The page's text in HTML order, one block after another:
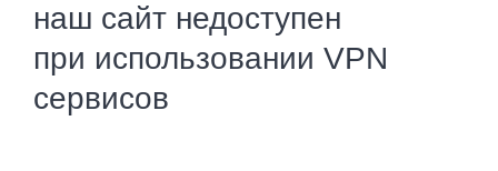
наш сайт недоступен
при использовании VPN
сервисов